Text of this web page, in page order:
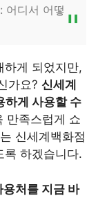
어디서 어떻
하게 되었지만,
가요? 신세계
하게 사용할 수
만족스럽게 쇼
신세계백화점
록 하겠습니다.
처를 지금 바